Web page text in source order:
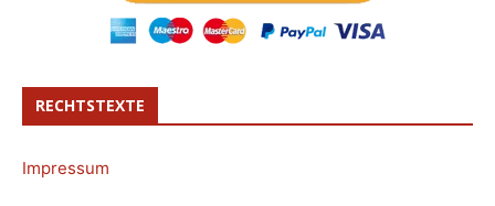
RECHTSTEXTE
Impressum